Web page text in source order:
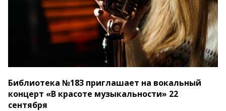
Библиотека №183 приглашает на вокальный
концерт «В красоте музыкальности» 22
сентября